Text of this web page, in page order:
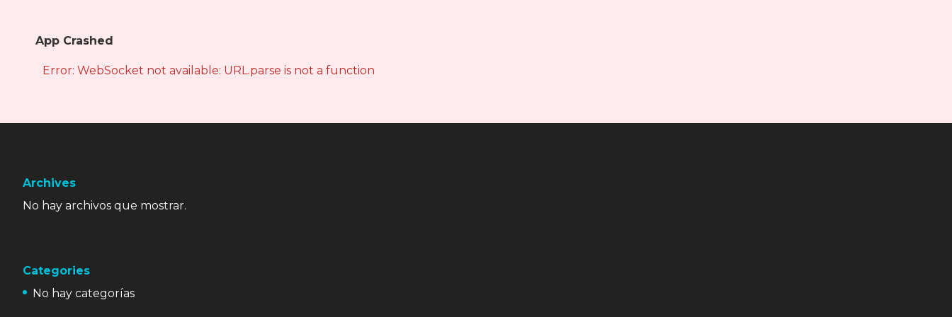
App Crashed
Error: WebSocket not available: URL.parse is not a function
Archives
No hay archivos que mostrar.
Categories
No hay categorías